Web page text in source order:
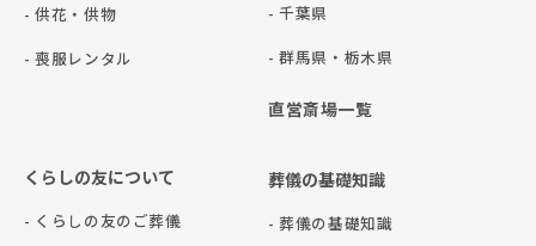
- 供花・供物
- 喪服レンタル
- 千葉県
- 群⾺県・栃⽊県
直営斎場一覧
くらしの友について
- くらしの友のご葬儀
葬儀の基礎知識
- 葬儀の基礎知識